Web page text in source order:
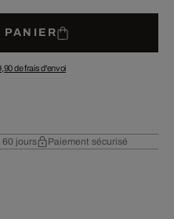
PANIER
de frais d'envoi
jours Paiement sécurisé